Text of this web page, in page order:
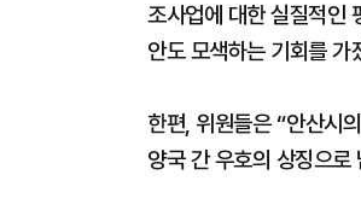
조사업에 대한 실질적인
안도 모색하는 기회를 가
한편, 위원들은 “안산시
양국 간 우호의 상징으로